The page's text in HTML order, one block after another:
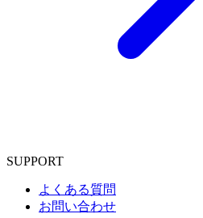
SUPPORT
よくある質問
お問い合わせ